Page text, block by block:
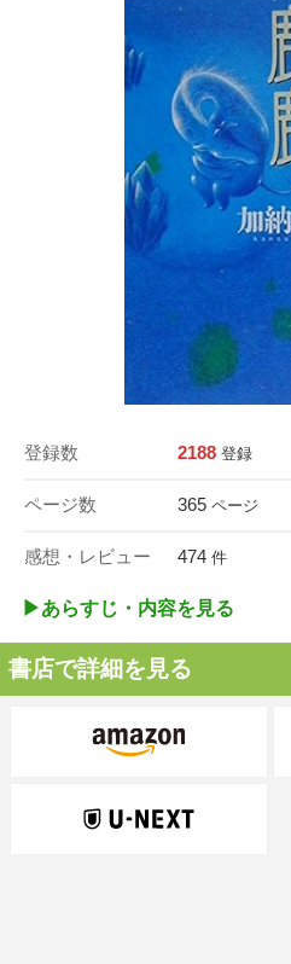
登録数 2188 登録
ページ数 365 ページ
感想・レビュー 474 件
▶︎あらすじ・内容を見る
書店で詳細を見る